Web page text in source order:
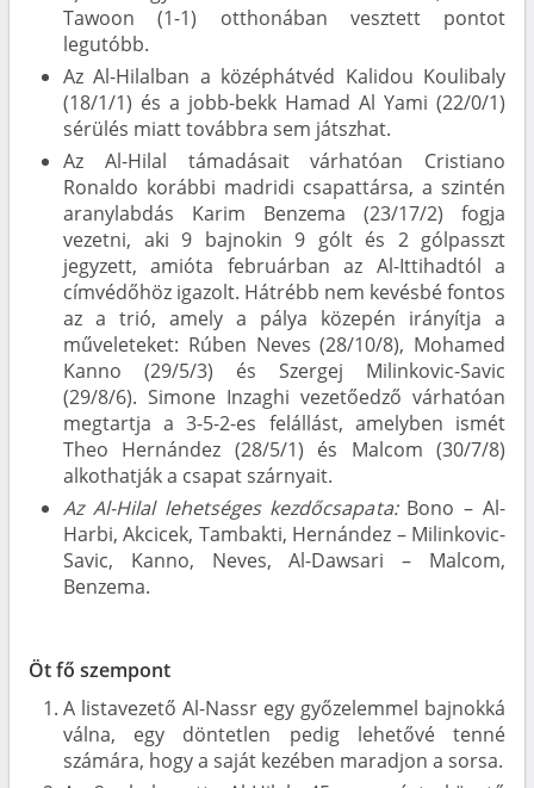
Tawoon (1-1) otthonában vesztett pontot
legutóbb.
Az Al-Hilalban a középhátvéd Kalidou Koulibaly
(18/1/1) és a jobb-bekk Hamad Al Yami (22/0/1)
sérülés miatt továbbra sem játszhat.
Az Al-Hilal támadásait várhatóan Cristiano
Ronaldo korábbi madridi csapattársa, a szintén
aranylabdás Karim Benzema (23/17/2) fogja
vezetni, aki 9 bajnokin 9 gólt és 2 gólpasszt
jegyzett, amióta februárban az Al-Ittihadtól a
címvédőhöz igazolt. Hátrébb nem kevésbé fontos
az a trió, amely a pálya közepén irányítja a
műveleteket: Rúben Neves (28/10/8), Mohamed
Kanno (29/5/3) és Szergej Milinkovic-Savic
(29/8/6). Simone Inzaghi vezetőedző várhatóan
megtartja a 3-5-2-es felállást, amelyben ismét
Theo Hernández (28/5/1) és Malcom (30/7/8)
alkothatják a csapat szárnyait.
Az Al-Hilal lehetséges kezdőcsapata: Bono – Al-
Harbi, Akcicek, Tambakti, Hernández – Milinkovic-
Savic, Kanno, Neves, Al-Dawsari – Malcom,
Benzema.
Öt fő szempont
A listavezető Al-Nassr egy győzelemmel bajnokká
válna, egy döntetlen pedig lehetővé tenné
számára, hogy a saját kezében maradjon a sorsa.